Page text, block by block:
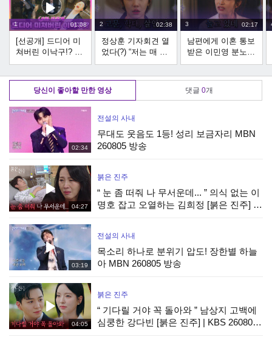
1 01:08
[선공개] 드디어 미
쳐버린 이낙구!? TV
CHOSUN 220730
방송
2 02:38
정상훈 기자회견 열
었다(?) “저는 매 맞
는 남편입니다” TV
CHOSUN
20220730 방송
3 02:17
남편에게 이혼 통보
받은 이민영 분노
폭발 TV CHOSUN
20220730 방송
당신이 좋아할 만한 영상 댓글 0개
02:34
전설의 사내
무대도 웃음도 1등! 성리 보금자리 MBN
260805 방송
04:27
붉은 진주
“ 눈 좀 떠줘 나 무서운데... ” 의식 없는 이
명호 잡고 오열하는 김희정 [붉은 진주] |
03:19
전설의 사내
목소리 하나로 분위기 압도! 장한별 하늘
아 MBN 260805 방송
04:05
붉은 진주
“ 기다릴 거야 꼭 돌아와 ” 남상지 고백에
심쿵한 강다빈 [붉은 진주] | KBS 260807